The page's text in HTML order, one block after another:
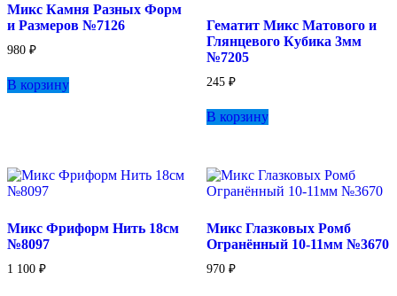
Микс Камня Разных Форм
и Размеров №7126
980 ₽
В корзину
Гематит Микс Матового и
Глянцевого Кубика 3мм
№7205
245 ₽
В корзину
Микс Фриформ Нить 18см
№8097
1 100 ₽
Микс Глазковых Ромб
Огранённый 10-11мм №3670
970 ₽